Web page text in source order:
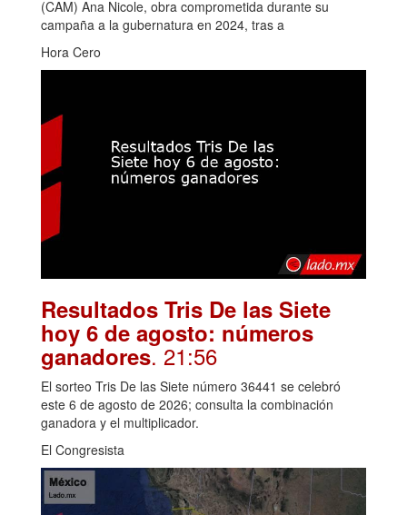
(CAM) Ana Nicole, obra comprometida durante su
campaña a la gubernatura en 2024, tras a
Hora Cero
Resultados Tris De las Siete
hoy 6 de agosto: números
ganadores. 21:56
El sorteo Tris De las Siete número 36441 se celebró
este 6 de agosto de 2026; consulta la combinación
ganadora y el multiplicador.
El Congresista